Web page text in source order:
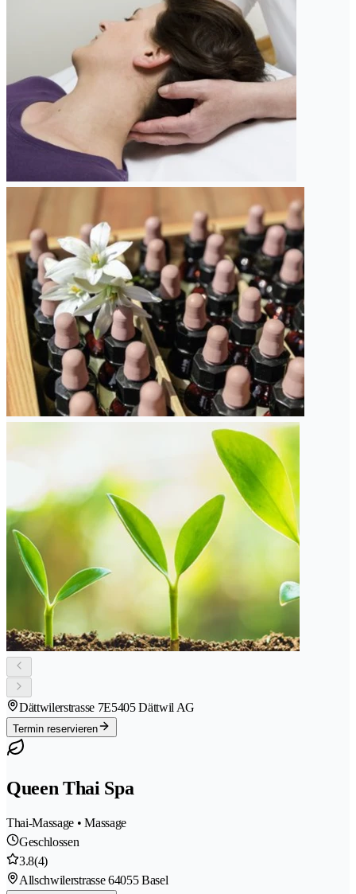
Dättwilerstrasse 7E5405 Dättwil AG
Termin reservieren
Queen Thai Spa
Thai-Massage • Massage
Geschlossen
3.8(4)
Allschwilerstrasse 64055 Basel